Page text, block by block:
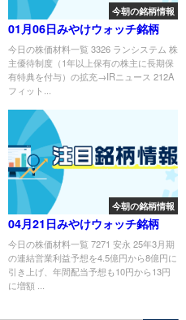
今朝の銘柄情報
01月06日みやけウォッチ銘柄
今日の株価材料一覧 3326 ランシステム 株
主優待制度（1年以上保有の株主に長期保
有特典を付与）の拡充→IRニュース 212A
フィット...
今朝の銘柄情報
04月21日みやけウォッチ銘柄
今日の株価材料一覧 7271 安永 25年3月期
の連結営業利益予想を4.5億円から8億円に
引き上げ、年間配当予想も10円から13円
に増額 ...